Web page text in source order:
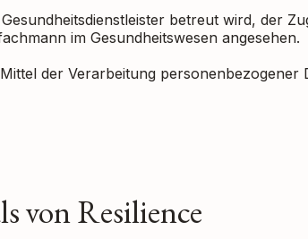
betreut wird, der
im Gesundheitswesen angesehen.
der Verarbeitung personenbezogener
von Resilience